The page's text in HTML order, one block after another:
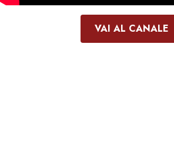
VAI AL CANALE